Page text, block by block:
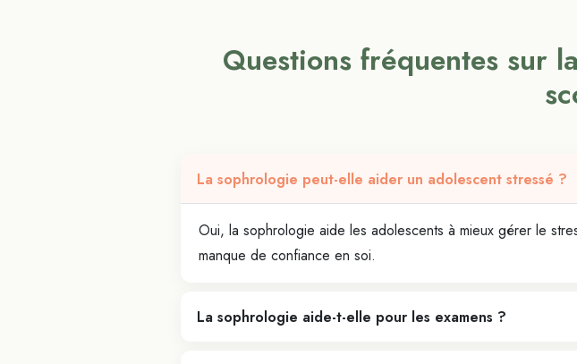
Questions fréquentes sur
La sophrologie peut-elle aider un adolescent stressé ?
Oui, la sophrologie aide les adolescents à mieux gérer le
manque de confiance en soi.
La sophrologie aide-t-elle pour les examens ?